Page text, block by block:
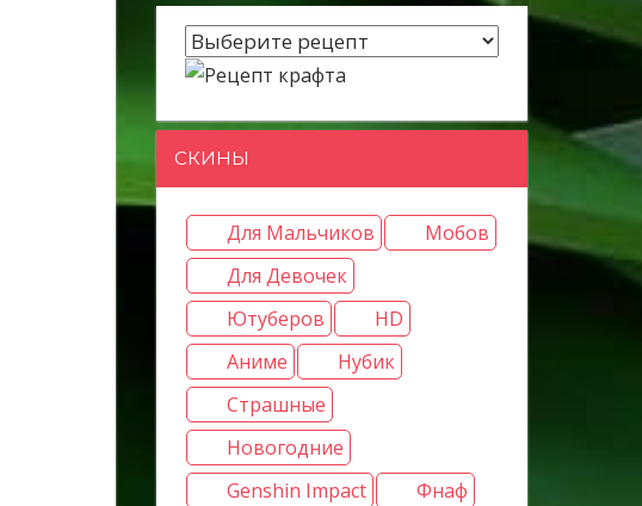
СКИНЫ
Для Мальчиков
Мобов
Для Девочек
Ютуберов
HD
Аниме
Нубик
Страшные
Новогодние
Genshin Impact
Фнаф